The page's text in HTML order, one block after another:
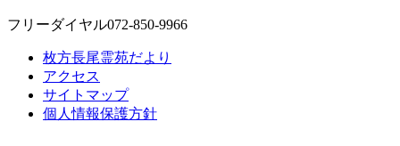
フリーダイヤル072-850-9966
枚方長尾霊苑だより
アクセス
サイトマップ
個人情報保護方針